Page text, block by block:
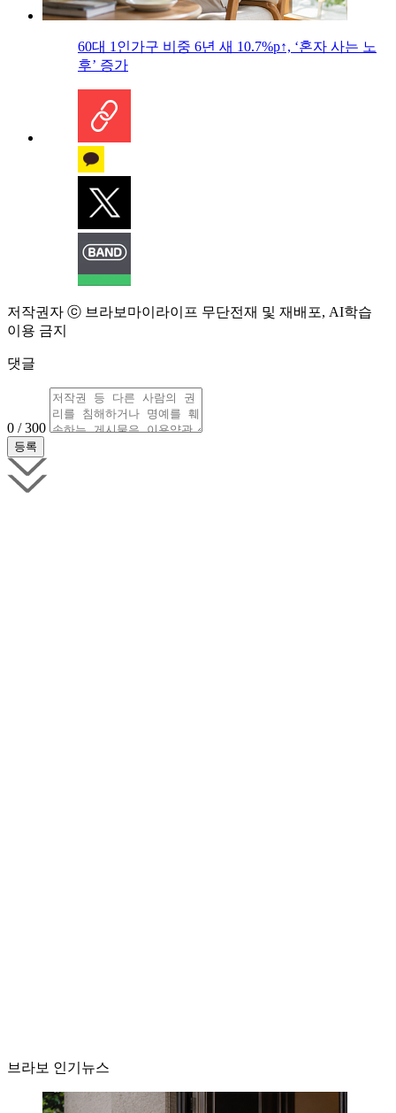
60대 1인가구 비중 6년 새 10.7%p↑, ‘혼자 사는 노
후’ 증가
저작권자 ⓒ 브라보마이라이프 무단전재 및 재배포, AI학습
이용 금지
댓글
0 / 300
브라보 인기뉴스